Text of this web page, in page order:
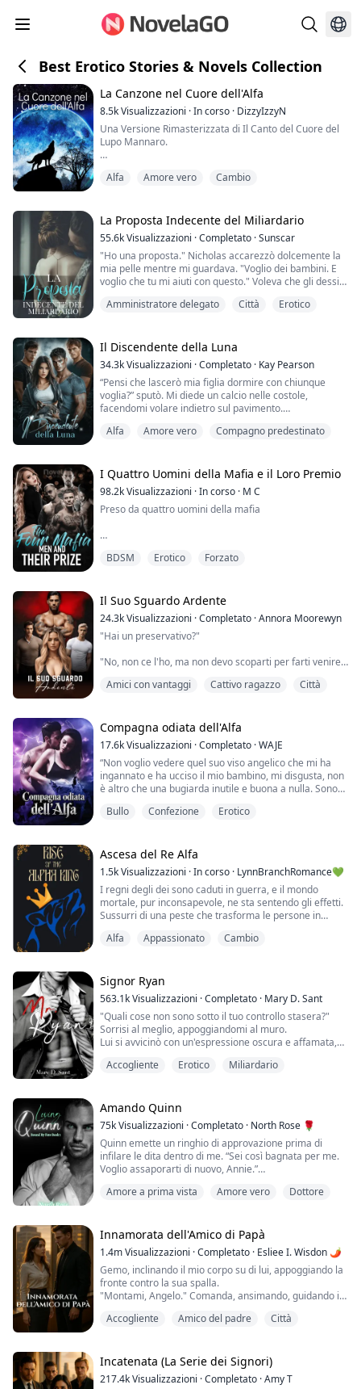
Best Erotico Stories & Novels Collection
La Canzone nel Cuore dell'Alfa
8.5kVisualizzazioni ·In corso · DizzyIzzyN
Una Versione Rimasterizzata di Il Canto del Cuore del
Lupo Mannaro.
Il passatempo preferito della sua famiglia è torturarla.
suo compagno, che si scopre essere il fidanzato della
sua sorella maggiore.
Spezzando le catene che legavano i suoi poteri, Alora
viene liberata dalla fam...
Alfa Amore vero Cambio
La Proposta Indecente del Miliardario
55.6kVisualizzazioni ·Completato ·Sunscar
"Ho una proposta." Nicholas accarezzò dolcemente la
mia pelle mentre mi guardava. "Voglio dei bambini. E
voglio che tu mi aiuti con questo." Voleva che gli dessi
desiderare."
Orfana e senza un posto da chiamare casa, l'unica
possibilità di felicità per Willow era frequentare il
college. Quando la sua borsa di studio venne meno, ...
Amministratore delegato Città Erotico
Il Discendente della Luna
34.3kVisualizzazioni ·Completato · Kay Pearson
“Pensi che lascerò mia figlia dormire con chiunque
voglia?” sputò. Mi diede un calcio nelle costole,
facendomi volare indietro sul pavimento.
Sentivo come se il petto mi fosse crollato. Pensavo che
fosse esploso dentro il cranio quando mi colpì...
Alfa Amore vero Compagno predestinato
I Quattro Uomini della Mafia e il Loro Premio
98.2kVisualizzazioni ·In corso · M C
Preso da quattro uomini della mafia
il corpo che mi stringono con forza come avvertimento
le labbra. Jason non perde tempo a divorare ogni
centimetro della mia bocca con la sua lingua. Le nostre
labbra fanno il tango, l...
BDSM Erotico Forzato
Il Suo Sguardo Ardente
24.3kVisualizzazioni ·Completato ·Annora Moorewyn
"Hai un preservativo?"
"No, non ce l'ho, ma non devo scoparti per farti venire."
La mia schiena contro il suo petto, con un braccio
"Cerca di non fare rumore.", fece scivolare la mano
sotto l'elastico dei miei leggings.
Leah ha 25 anni ed è stata adottata. Dopo il divorzio, si
è trovata coinvolta con...
Amici con vantaggi Cattivo ragazzo Città
Compagna odiata dell'Alfa
17.6kVisualizzazioni ·Completato ·WAJE
“Non voglio vedere quel suo viso angelico che mi ha
ingannato e ha ucciso il mio bambino, mi disgusta, non
è altro che una bugiarda inutile e buona a nulla. Sono
ripaga? La amavo da morire, ho cambiato chi ero per
se devi, sono sicuro ch...
Bullo Confezione Erotico
Ascesa del Re Alfa
1.5kVisualizzazioni ·In corso · LynnBranchRomance💚
I regni degli dei sono caduti in guerra, e il mondo
mortale, pur inconsapevole, ne sta sentendo gli effetti.
Sussurri di una peste che trasforma le persone in
nessuno riesce a fermare la malattia.
passato, ma l'alfa a lungo rispettato ha appena passato
le redini a suo figlio, Henry. È la prova...
Alfa Appassionato Cambio
Signor Ryan
563.1kVisualizzazioni ·Completato · Mary D. Sant
"Quali cose non sono sotto il tuo controllo stasera?"
Sorrisi al meglio, appoggiandomi al muro.
Lui si avvicinò con un'espressione oscura e affamata,
le sue mani raggiunsero il mio viso, e premette il suo
rudemente.
La sua lingua mi lasciò senza fiato.
"Se non vieni con me, ti scopo proprio qui." Sussurrò.
___________...
Accogliente Erotico Miliardario
Amando Quinn
75kVisualizzazioni ·Completato · North Rose 🌹
Quinn emette un ringhio di approvazione prima di
infilare le dita dentro di me. “Sei così bagnata per me.
Voglio assaporarti di nuovo, Annie.”
Prima che io possa rendermi conto di cosa intende
forte mentre si concentra sul mio clitoride. Infila due
delle sue dita profondamente dentro di me....
Amore a prima vista Amore vero Dottore
Innamorata dell'Amico di Papà
1.4mVisualizzazioni ·Completato · Esliee I. Wisdon 🌶
Gemo, inclinando il mio corpo su di lui, appoggiando la
fronte contro la sua spalla.
"Montami, Angelo." Comanda, ansimando, guidando i
"Mettimelo dentro, per favore..." Imploro, mordendogli
più intensamente di qualsiasi orgasmo che abbia mai
provato da sola. Sta solo strofinando...
Accogliente Amico del padre Città
Incatenata (La Serie dei Signori)
217.4kVisualizzazioni ·Completato ·Amy T